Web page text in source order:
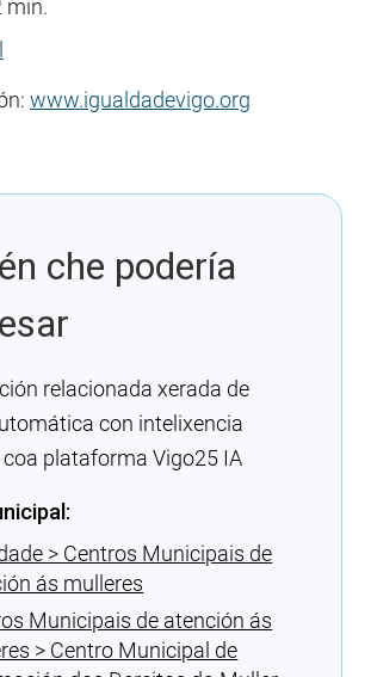
min.
www.igualdadevigo.org
che podería
relacionada xerada de
con intelixencia
plataforma Vigo25 IA
> Centros Municipais de
ás mulleres
Municipais de atención ás
> Centro Municipal de